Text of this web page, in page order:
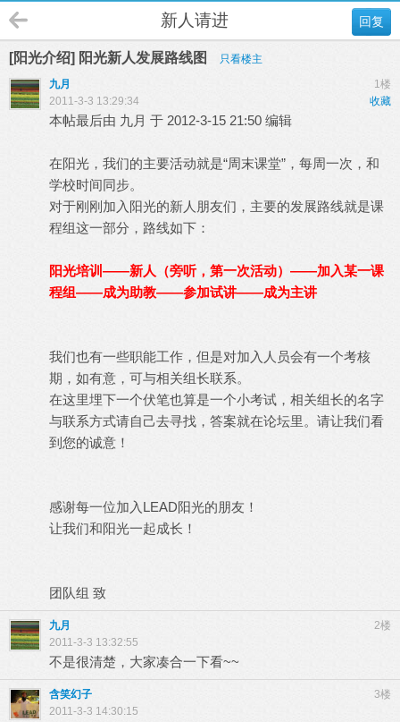
回复
新人请进
[阳光介绍] 阳光新人发展路线图
只看楼主
1楼
九月
收藏
2011-3-3 13:29:34
本帖最后由 九月 于 2012-3-15 21:50 编辑
在阳光，我们的主要活动就是“周末课堂”，每周一次，和
学校时间同步。
对于刚刚加入阳光的新人朋友们，主要的发展路线就是课
程组这一部分，路线如下：
阳光培训——新人（旁听，第一次活动）——加入某一课
程组——成为助教——参加试讲——成为主讲
我们也有一些职能工作，但是对加入人员会有一个考核
期，如有意，可与相关组长联系。
在这里埋下一个伏笔也算是一个小考试，相关组长的名字
与联系方式请自己去寻找，答案就在论坛里。请让我们看
到您的诚意！
感谢每一位加入LEAD阳光的朋友！
让我们和阳光一起成长！
团队组 致
2楼
九月
2011-3-3 13:32:55
不是很清楚，大家凑合一下看~~
3楼
含笑幻子
2011-3-3 14:30:15